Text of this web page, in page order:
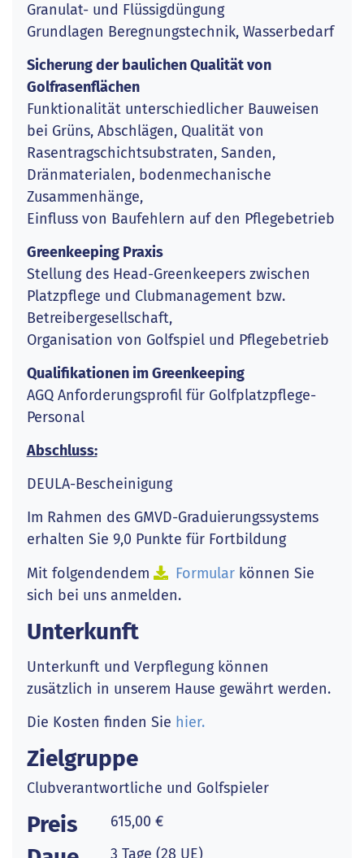
Granulat- und Flüssigdüngung
Grundlagen Beregnungstechnik, Wasserbedarf
Sicherung der baulichen Qualität von
Golfrasenflächen
Funktionalität unterschiedlicher Bauweisen
bei Grüns, Abschlägen, Qualität von
Rasentragschichtsubstraten, Sanden,
Dränmaterialen, bodenmechanische
Zusammenhänge,
Einfluss von Baufehlern auf den Pflegebetrieb
Greenkeeping Praxis
Stellung des Head-Greenkeepers zwischen
Platzpflege und Clubmanagement bzw.
Betreibergesellschaft,
Organisation von Golfspiel und Pflegebetrieb
Qualifikationen im Greenkeeping
AGQ Anforderungsprofil für Golfplatzpflege-
Personal
Abschluss:
DEULA-Bescheinigung
Im Rahmen des GMVD-Graduierungssystems
erhalten Sie 9,0 Punkte für Fortbildung
Mit folgendendem
Formular können Sie
sich bei uns anmelden.
Unterkunft
Unterkunft und Verpflegung können
zusätzlich in unserem Hause gewährt werden.
Die Kosten finden Sie hier.
Zielgruppe
Clubverantwortliche und Golfspieler
Preis 615,00 €
3 Tage (28 UE)